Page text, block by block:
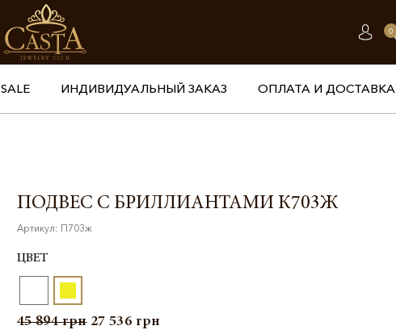
0
SALE ИНДИВИДУАЛЬНЫЙ ЗАКАЗ ОПЛАТА И ДОСТАВКА
ПОДВЕС С БРИЛЛИАНТАМИ К703Ж
Артикул: П703ж
ЦВЕТ
45 894грн 27 536 грн